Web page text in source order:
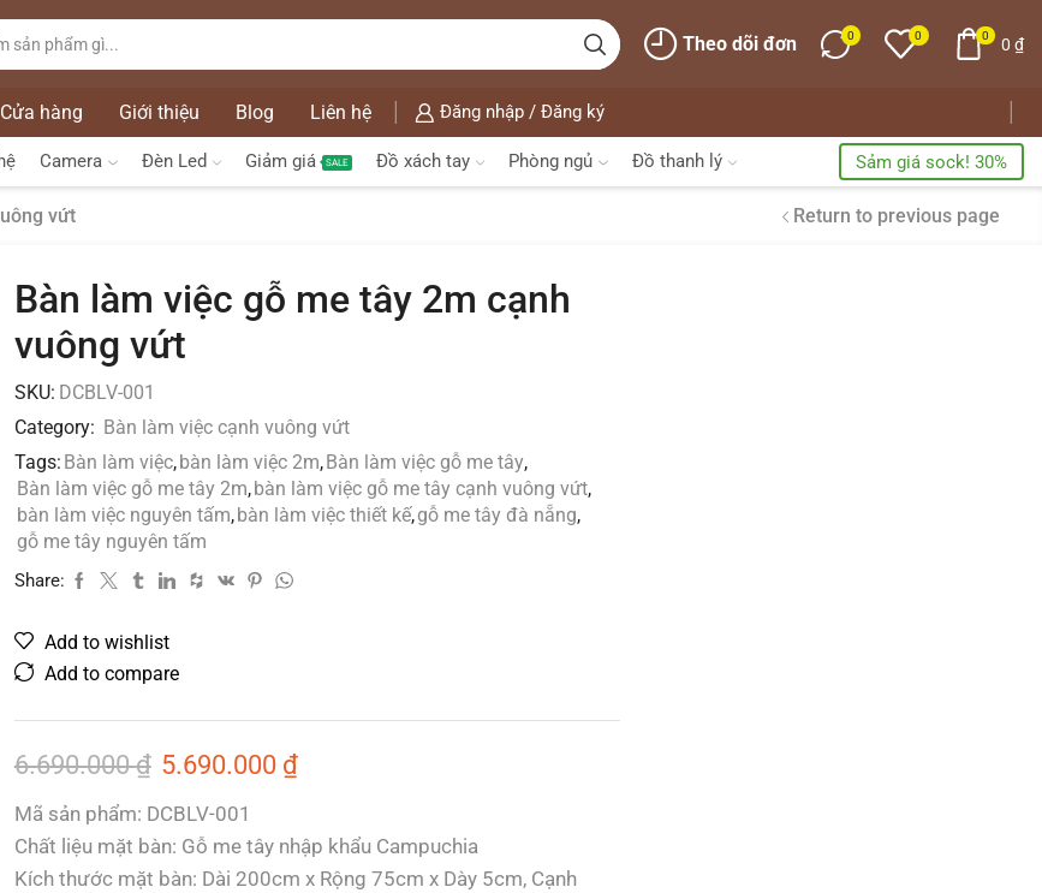
Theo dõi đơn 0 0 0 0 ₫
Cửa hàng Giới thiệu Blog Liên hệ Đăng nhập / Đăng ký
Camera Đèn Led Giảm giá SALE Đồ xách tay Phòng ngủ Đồ thanh lý Sảm giá sock! 30%
vứt Return to previous page
Bàn làm việc gỗ me tây 2m cạnh
vuông vứt
SKU: DCBLV-001
Category: Bàn làm việc cạnh vuông vứt
Tags: Bàn làm việc, bàn làm việc 2m, Bàn làm việc gỗ me tây,
Bàn làm việc gỗ me tây 2m, bàn làm việc gỗ me tây cạnh vuông vứt,
bàn làm việc nguyên tấm, bàn làm việc thiết kế,gỗ me tây đà nẵng,
gỗ me tây nguyên tấm
Share:
Add to wishlist
Add to compare
6.690.000₫ 5.690.000 ₫
Mã sản phẩm: DCBLV-001
Chất liệu mặt bàn: Gỗ me tây nhập khẩu Campuchia
Kích thước mặt bàn: Dài 200cm x Rộng 75cm x Dày 5cm, Cạnh